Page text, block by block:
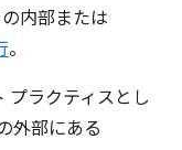
内部または
。
プラクティスとし
外部にある